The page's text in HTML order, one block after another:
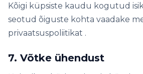
Kõigi küpsiste kaudu kogutud
seotud õiguste kohta vaadake
privaatsuspoliitikat .
7. Võtke ühendust